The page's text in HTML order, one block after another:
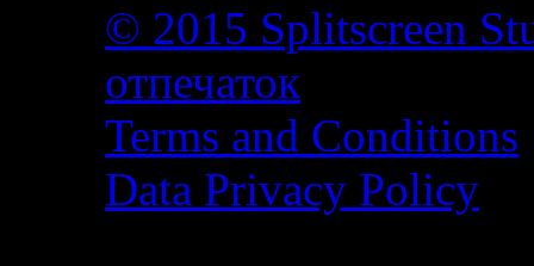
© 2015 Splitscreen
отпечаток
Terms and Conditions
Data Privacy Policy